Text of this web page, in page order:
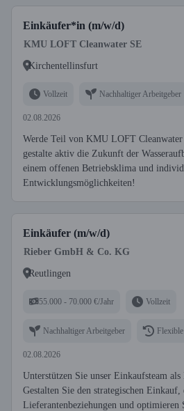
Einkäufer*in (m/w/d)
KMU LOFT Cleanwater SE
Kirchentellinsfurt
Vollzeit Nachhaltiger Arbeitgeber
02.08.2026
Werde Teil von KMU LOFT
gestalte aktiv die Zukunft der
einem offenen Betriebsklima und
Entwicklungsmöglichkeiten!
Einkäufer (m/w/d)
Rieber GmbH & Co. KG
Reutlingen
55.000 - 70.000 €/Jahr Vollzeit
Nachhaltiger Arbeitgeber
02.08.2026
Unterstützen Sie unser Einkaufsteam
Gestalten Sie den strategischen
Lieferantenbeziehungen und optimieren